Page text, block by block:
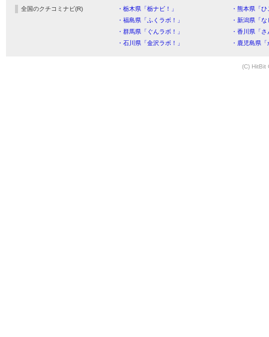
全国のクチコミナビ(R) ・栃木県「栃ナビ！」
・熊本県「
・福島県「ふくラボ！」
・新潟県「
・群馬県「ぐんラボ！」
・香川県「
・石川県「金沢ラボ！」
・鹿児島県
(C) HitBit